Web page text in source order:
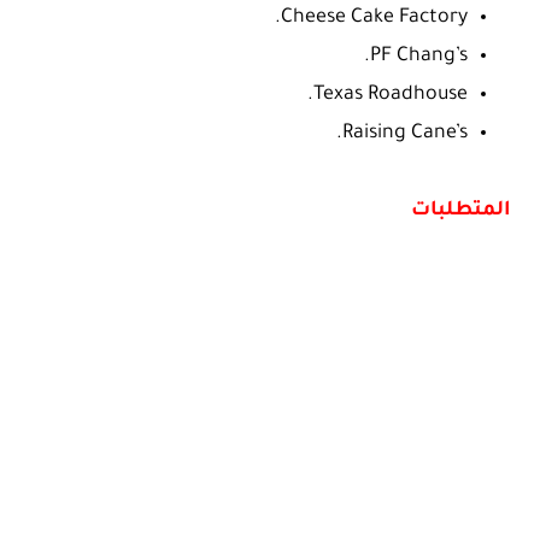
Cheese Cake Factory.
PF Chang’s.
Texas Roadhouse.
Raising Cane’s.
المتطلبات